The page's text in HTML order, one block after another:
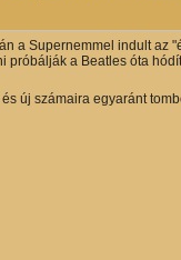
a Supernemmel indult az
próbálják a Beatles óta
új számaira egyaránt